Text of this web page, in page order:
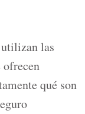
las
ofrecen
qué son